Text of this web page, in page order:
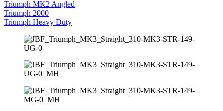
Triumph MK2 Angled
Triumph 2000
Triumph Heavy Duty